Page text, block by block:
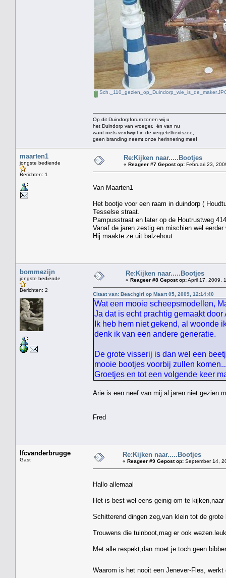
Op dit Duindorpforum tonen wij u
het Duindorp van vroeger, én van nu
want niets verdwijnt in de vergetelheidszee,
geen branding neemt onze herinnering mee!
maarten1
jongste bediende
Berichten: 1
Re:Kijken naar.....Bootjes
« Reageer #7 Gepost op: Februari 23,
Van Maarten1
Het bootje voor een raam in duindorp (
Tesselse straat. Hij
Pampusstraat en later op de Houtrustweg 414
Vanaf de jaren zestig en mischien wel
Hij maakte ze uit balzehout
bommezijn
jongste bediende
Berichten: 2
Re:Kijken naar.....Bootjes
« Reageer #8 Gepost op:April 17, 2009,
Citaat van: Beachgirl op Maart 05, 2009, 12:14:40
Wat een mooie scheepsmodellen,
Ja dat is echt prachtig gemaakt door
Ik heb hem niet gekend, al woonde
denk ik van een andere generatie.
De grote visserij is dan wel een
mooie bootjes voorbij zullen
Groetjes en tot een volgende keer
Arie is een neef van mij al jaren niet gezien
Fred
lfcvanderbrugge
Gast
Re:Kijken naar.....Bootjes
« Reageer #9 Gepost op: September 14,
Hallo allemaal
Het is best wel eens geinig om te
Schitterend dingen zeg,van klein tot de
Trouwens die tuinboot,mag er ook
Met alle respekt,dan moet je toch geen
Waarom is het nooit een Jenever-Fles,